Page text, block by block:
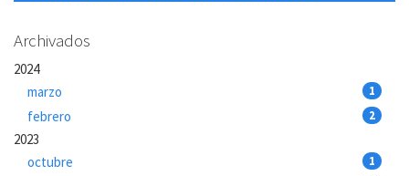
Archivados
2024
marzo
1
febrero 2
2023
octubre
1